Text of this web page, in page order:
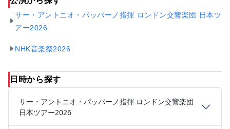
サー・アントニオ・パッパーノ指揮 ロンドン交響楽団 日本ツ
アー2026
NHK音楽祭2026
日時から探す
サー・アントニオ・パッパーノ指揮 ロンドン交響楽団
日本ツアー2026